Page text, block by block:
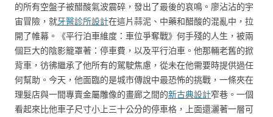
的所有空盤子被醋酸氣波震碎，發出了最後的哀鳴。廖沾沾的宇
宙冒險，就牙醫診所設計在這片蒜泥、中藥和醋酸的混亂中，拉
開了帷幕。《平行泊車維度：車位爭奪戰》何手殘的人生，被兩
個巨大的陰影籠罩著：停車費，以及平行泊車。他那輛老舊的掀
背車，彷彿繼承了他所有的駕駛焦慮，從未在他需要時提供過任
何幫助。今天，他面臨的是城市傳說中最恐怖的挑戰，一條夾在
理髮店與一間專賣金屬雕像的畫廊之間的新古典設計窄巷。一個
看起來比他車子尺寸小上三十公分的停車格，上面還灑著一層可